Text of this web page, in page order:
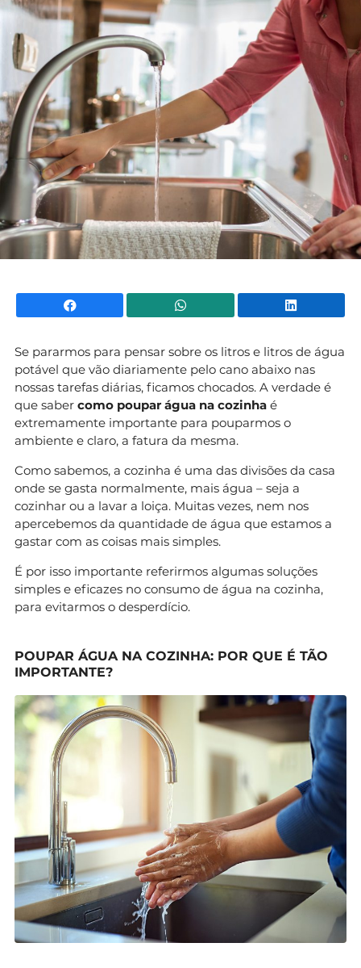
Facebook WhatsApp
Se pararmos para pensar sobre os litros e litros de água
potável que vão diariamente pelo cano abaixo nas
nossas tarefas diárias, ficamos chocados. A verdade é
que saber como poupar água na cozinha é
extremamente importante para pouparmos o
ambiente e claro, a fatura da mesma.
Como sabemos, a cozinha é uma das divisões da casa
onde se gasta normalmente, mais água – seja a
cozinhar ou a lavar a loiça. Muitas vezes, nem nos
apercebemos da quantidade de água que estamos a
gastar com as coisas mais simples.
É por isso importante referirmos algumas soluções
simples e eficazes no consumo de água na cozinha,
para evitarmos o desperdício.
POUPAR ÁGUA NA COZINHA: POR QUE É TÃO
IMPORTANTE?